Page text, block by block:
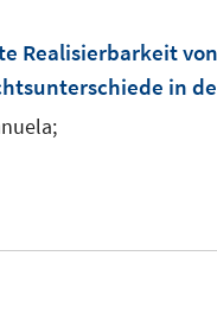
Realisierbarkeit
in